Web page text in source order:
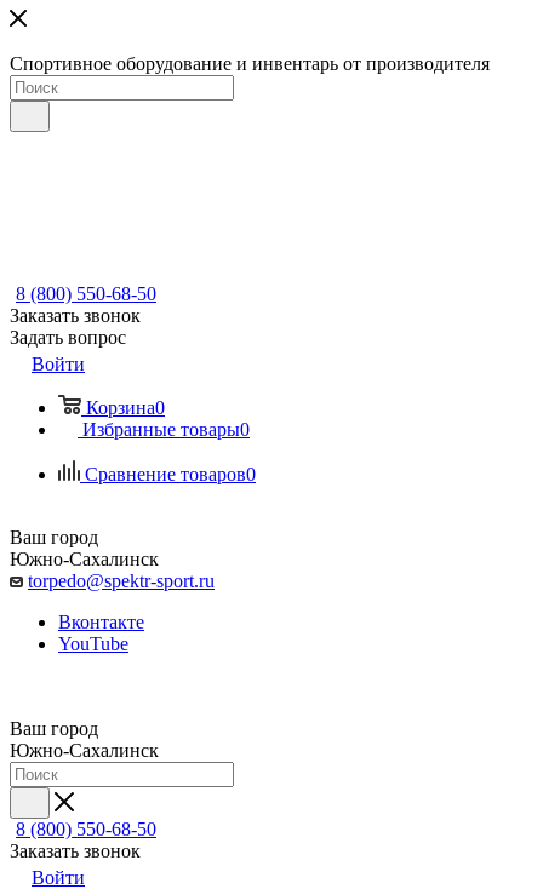
Спортивное оборудование и инвентарь от производителя
8 (800) 550-68-50
Заказать звонок
Задать вопрос
Войти
Корзина0
Избранные товары0
Сравнение товаров0
Ваш город
Южно-Сахалинск
torpedo@spektr-sport.ru
Вконтакте
YouTube
Ваш город
Южно-Сахалинск
8 (800) 550-68-50
Заказать звонок
Войти